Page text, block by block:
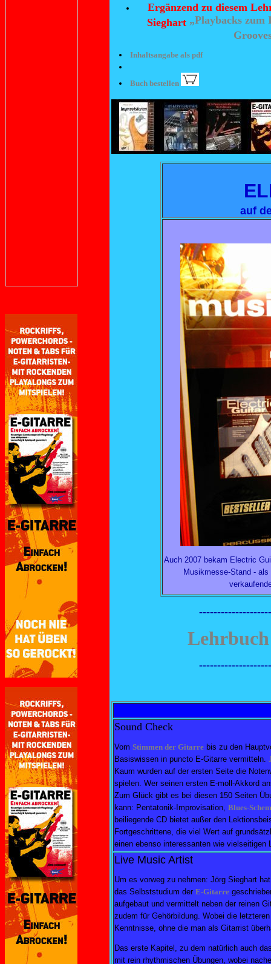
Ergänzend zu diesem
Sieghart „Playbacks zum
Inhaltsangabe als pdf
Buch bestellen
auf
Auch 2007 bekam Electric
Musikmesse-Stand -
Sound Check
Vom Stimmen der Gitarre bis zu den
Basiswissen in puncto E-Gitarre vermitteln.
Kaum wurden auf der ersten Seite die
spielen. Wer seinen ersten E-moll-Akkord
Zum Glück gibt es bei diesen 150 Seiten
kann: Pentatonik-Improvisation, Blues-
beiliegende CD bietet außer den
Fortgeschrittene, die viel Wert auf
einen ebenso interessanten wie vielseitigen
Live Music Artist
Um es vorweg zu nehmen: Jörg Sieghart
das Selbststudium der E-Gitarre
aufgebaut und vermittelt neben der reinen
zudem für Gehörbildung. Wobei die
Kenntnisse, ohne die man als Gitarrist
Das erste Kapitel, zu dem natürlich auch
mit rein rhythmischen Übungen, wobei